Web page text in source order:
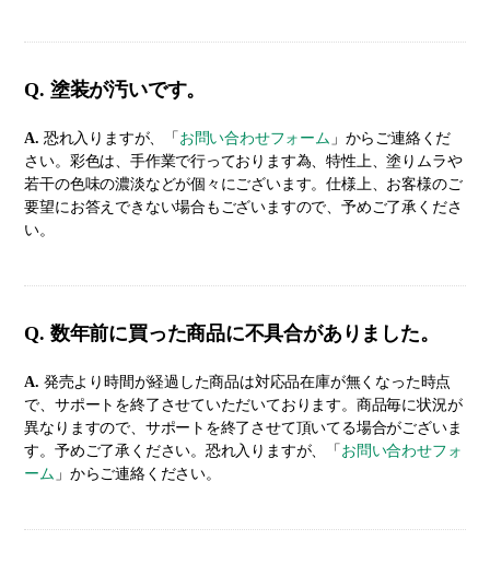
Q. 塗装が汚いです。
A. 恐れ入りますが、「 お問い合わせフォーム 」からご連絡くだ
さい。彩色は、手作業で行っております為、特性上、塗りムラや
若干の色味の濃淡などが個々にございます。仕様上、お客様のご
要望にお答えできない場合もございますので、予めご了承くださ
い。
Q. 数年前に買った商品に不具合がありました。
A. 発売より時間が経過した商品は対応品在庫が無くなった時点
で、サポートを終了させていただいております。商品毎に状況が
異なりますので、サポートを終了させて頂いてる場合がございま
す。予めご了承ください。恐れ入りますが、「 お問い合わせフォ
ーム 」からご連絡ください。